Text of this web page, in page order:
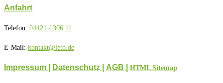
Anfahrt
Telefon: 04421 / 306 11
E-Mail: kontakt@leto.de
Impressum | Datenschutz AGB HTML Sitemap